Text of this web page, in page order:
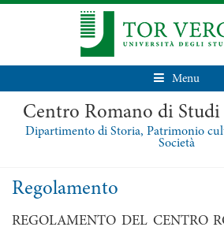
Menu
Centro Romano di Studi
Dipartimento di Storia, Patrimonio
Società
Regolamento
REGOLAMENTO DEL CENTRO